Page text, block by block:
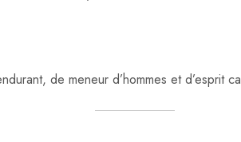
de meneur d’hommes et d’esprit